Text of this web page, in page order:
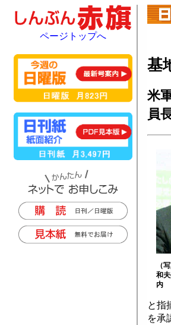
基
米
員
（
和
内
と指
を承
ページトップへ